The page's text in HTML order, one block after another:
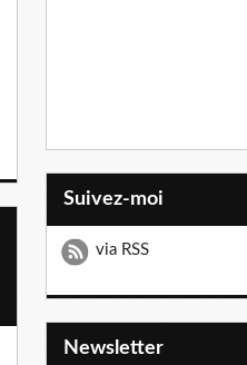
Suivez-moi
via RSS
Newsletter